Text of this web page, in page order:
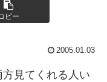
ピー
2005.01.03
見てくれる人い